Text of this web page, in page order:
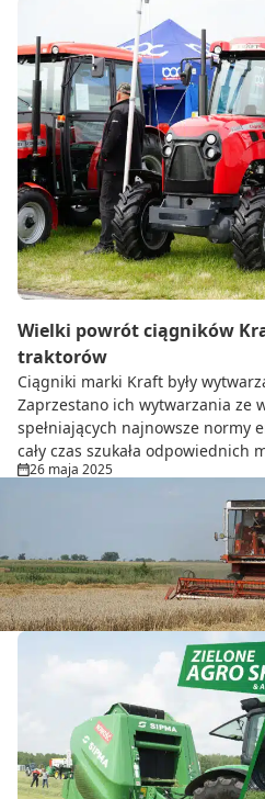
Wielki powrót ciągników
traktorów
Ciągniki marki Kraft były
Zaprzestano ich wytwarzania ze
spełniających najnowsze normy
cały czas szukała odpowiednich
26 maja 2025